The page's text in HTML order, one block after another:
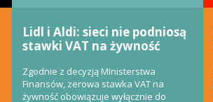
Lidl i Aldi: sieci nie podniosą
stawki VAT na żywność
Zgodnie z decyzją MInisterstwa
Finansów, zerowa stawka VAT na
żywność obowiązuje wyłącznie do